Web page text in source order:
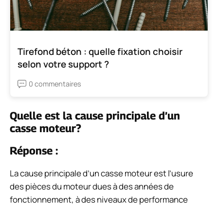
Tirefond béton : quelle fixation choisir
selon votre support ?
0 commentaires
Quelle est la cause principale d’un
casse moteur?
Réponse :
La cause principale d’un casse moteur est l’usure
des pièces du moteur dues à des années de
fonctionnement, à des niveaux de performance